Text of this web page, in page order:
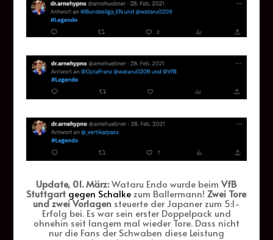
Update, 01. März:Wataru Endo wurde beim VfB
Stuttgart gegen Schalke zum Ballermann! Zwei Tore
und zwei Vorlagen steuerte der Japaner zum 5:1-
Erfolg bei. Es war sein erster Doppelpack und
ohnehin seit langem mal wieder Tore. Dass nicht
nur die Fans der Schwaben diese Leistung